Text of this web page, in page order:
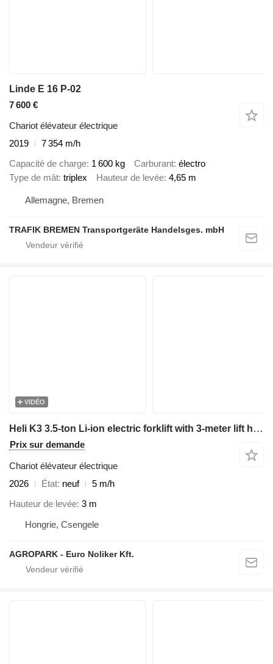
Linde E 16 P-02
7 600 €
Chariot élévateur électrique
2019
7 354 m/h
Capacité de charge 1 600 kg Carburant électro
Type de mât triplex Hauteur de levée 4,65 m
Allemagne, Bremen
TRAFIK BREMEN Transportgeräte Handelsges. mbH
VIDÉO
Heli K3 3.5-ton Li-ion electric forklift with 3-meter lift height
Prix sur demande
Chariot élévateur électrique
2026
État neuf
5 m/h
Hauteur de levée 3 m
Hongrie, Csengele
AGROPARK - Euro Noliker Kft.